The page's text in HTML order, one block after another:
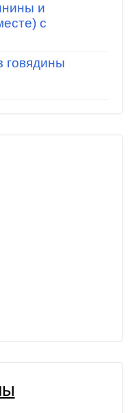
и
с
говядины